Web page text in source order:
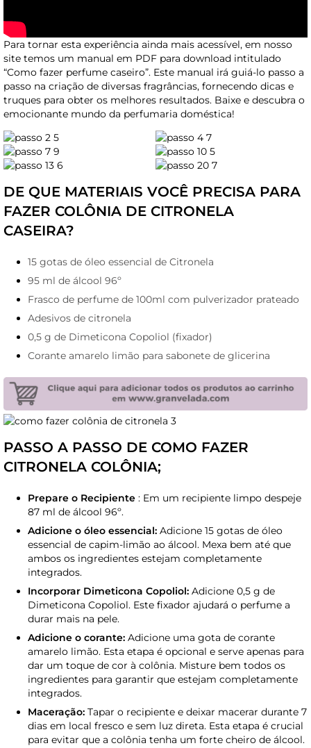
Para tornar esta experiência ainda mais acessível, em nosso
site temos um manual em PDF para download intitulado
“Como fazer perfume caseiro”. Este manual irá guiá-lo passo a
passo na criação de diversas fragrâncias, fornecendo dicas e
truques para obter os melhores resultados. Baixe e descubra o
emocionante mundo da perfumaria doméstica!
DE QUE MATERIAIS VOCÊ PRECISA PARA
FAZER COLÔNIA DE CITRONELA
CASEIRA?
15 gotas de óleo essencial de Citronela
95 ml de álcool 96º
Frasco de perfume de 100ml com pulverizador prateado
Adesivos de citronela
0,5 g de Dimeticona Copoliol (fixador)
Corante amarelo limão para sabonete de glicerina
PASSO A PASSO DE COMO FAZER
CITRONELA COLÔNIA;
Prepare o Recipiente : Em um recipiente limpo despeje
87 ml de álcool 96º.
Adicione o óleo essencial: Adicione 15 gotas de óleo
essencial de capim-limão ao álcool. Mexa bem até que
ambos os ingredientes estejam completamente
integrados.
Incorporar Dimeticona Copoliol: Adicione 0,5 g de
Dimeticona Copoliol. Este fixador ajudará o perfume a
durar mais na pele.
Adicione o corante: Adicione uma gota de corante
amarelo limão. Esta etapa é opcional e serve apenas para
dar um toque de cor à colônia. Misture bem todos os
ingredientes para garantir que estejam completamente
integrados.
Maceração: Tapar o recipiente e deixar macerar durante 7
dias em local fresco e sem luz direta. Esta etapa é crucial
para evitar que a colônia tenha um forte cheiro de álcool.